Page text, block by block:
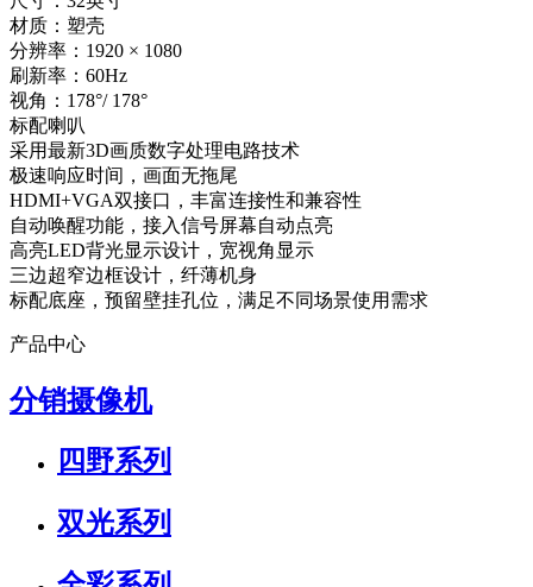
材质：塑壳
分辨率：1920 × 1080
刷新率：60Hz
视角：178°/ 178°
标配喇叭
采用最新3D画质数字处理电路技术
极速响应时间，画面无拖尾
HDMI+VGA双接口，丰富连接性和兼容性
自动唤醒功能，接入信号屏幕自动点亮
高亮LED背光显示设计，宽视角显示
三边超窄边框设计，纤薄机身
标配底座，预留壁挂孔位，满足不同场景使用需求
产品中心
分销摄像机
四野系列
双光系列